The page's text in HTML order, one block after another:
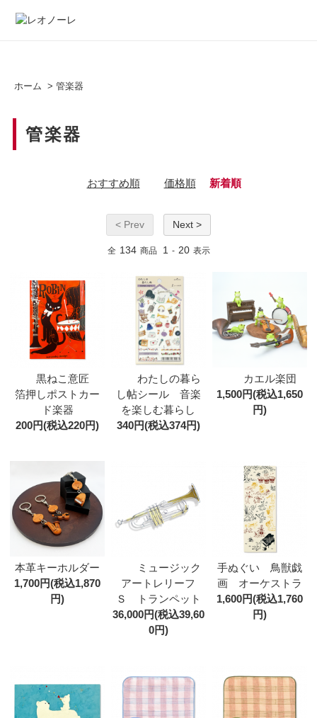
ホーム > 管楽器
管楽器
おすすめ順 価格順 新着順
< Prev Next >
全 134 商品 1 - 20 表示
黒ねこ意匠
箔押しポストカー
ド楽器
200円(税込220円)
わたしの暮ら
し帖シール 音楽
を楽しむ暮らし
340円(税込374円)
カエル楽団
1,500円(税込1,650
円)
本革キーホルダー
1,700円(税込1,870
円)
ミュージック
アートレリーフ
Ｓ トランペット
36,000円(税込39,60
0円)
手ぬぐい 鳥獣戯
画 オーケストラ
1,600円(税込1,760
円)